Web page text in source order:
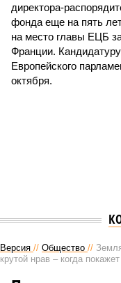
директора-
фонда еще на пять
на место главы ЕЦБ
Франции.
Европейского
октября.
Версия // Общество //
крутой нрав – когда